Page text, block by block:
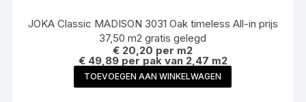
JOKA Classic MADISON 3031 Oak timeless All-in prijs
37,50 m2 gratis gelegd
€ 20,20 per m2
€ 49,89 per pak van 2,47 m2
TOEVOEGEN AAN WINKELWAGEN